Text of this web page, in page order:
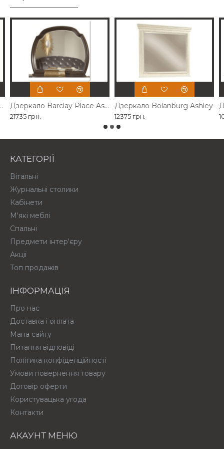
Дзеркало Barclay Place Ashley
21735 грн.
Дзеркало Bolanburg Ashley
12375 грн.
КАТЕГОРІЇ
Вітальні
Журнальні столики
Кабінети
М'які меблі
Спальні
Предмети інтер'єру
Акції
Топ продажів
ІНФОРМАЦІЯ
Про нас
Доставка і оплата
Мапа сайту
Питання відповіді
Політика конфіденційності
Умови повернення товару
Договір оферти
Користувацька угода
Контакти
АКАУНТ МЕНЮ